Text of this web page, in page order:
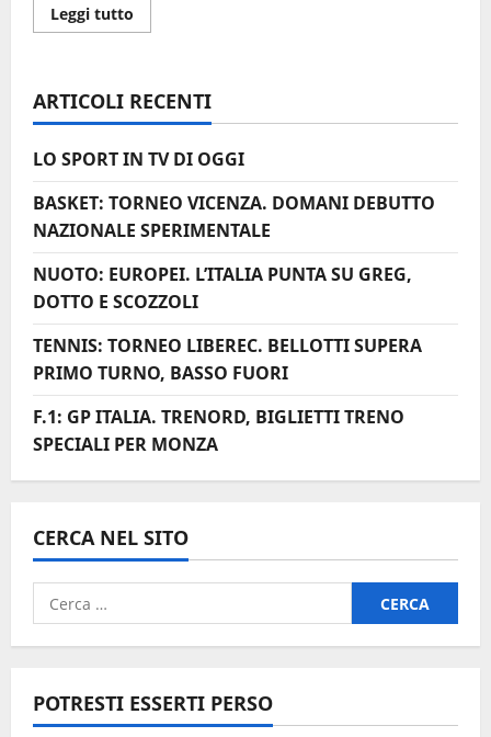
Leggi tutto
di
CAMPIONE
EUROPEO
PER
KRISTOFF
PEDALA
CON
EXTREME
RR
ARTICOLI RECENTI
LO SPORT IN TV DI OGGI
BASKET: TORNEO VICENZA. DOMANI DEBUTTO
NAZIONALE SPERIMENTALE
NUOTO: EUROPEI. L’ITALIA PUNTA SU GREG,
DOTTO E SCOZZOLI
TENNIS: TORNEO LIBEREC. BELLOTTI SUPERA
PRIMO TURNO, BASSO FUORI
F.1: GP ITALIA. TRENORD, BIGLIETTI TRENO
SPECIALI PER MONZA
CERCA NEL SITO
Ricerca
per:
POTRESTI ESSERTI PERSO